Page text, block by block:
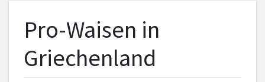
Pro-Waisen in
Griechenland